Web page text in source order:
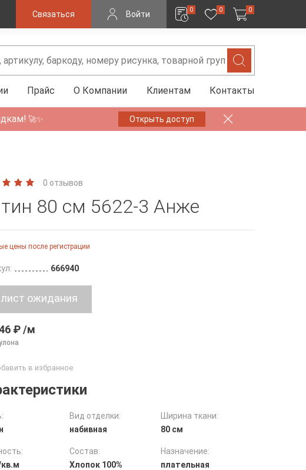
Связаться Войти 0 0 0
Прайс О Компании Клиентам Контакты
🚀✨ Открыть доступ
0 отзывов
80 см 5622-3 Анже
цены после регистрации
666940
₽ /м
Вид отделки:
набивная
Ширина ткани:
80 см
кв.м
Состав:
Хлопок 100%
Назначение:
плательная